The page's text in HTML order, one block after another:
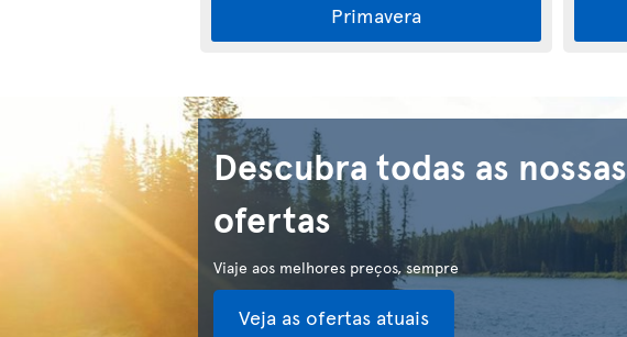
Primavera
Descubra todas as nossas
ofertas
Viaje aos melhores preços, sempre
Veja as ofertas atuais